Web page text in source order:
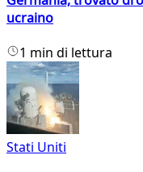
ucraino
1 min di lettura
Stati Uniti